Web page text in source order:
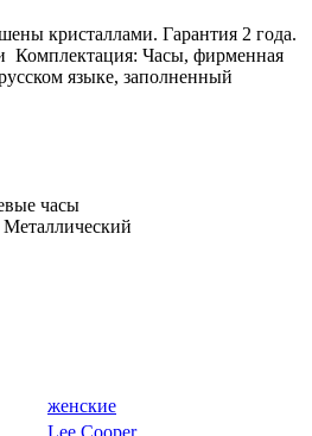
кристаллами. Гарантия 2 года.
Комплектация: Часы, фирменная
языке, заполненный
часы
женские
Lee Cooper